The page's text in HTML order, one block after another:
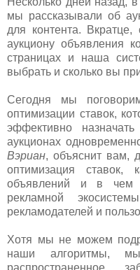
мы рассказывали об
для контента.
аукциону объявления
страницах и наша
выбрать и сколько вы
Сегодня мы
оптимизации ставок,
эффективно
аукционах
Вэриан, объяснит вам,
оптимизация
объявлений и в чем
рекламной
рекламодателей и
Хотя мы не можем
наши алгоритмы,
распространенное